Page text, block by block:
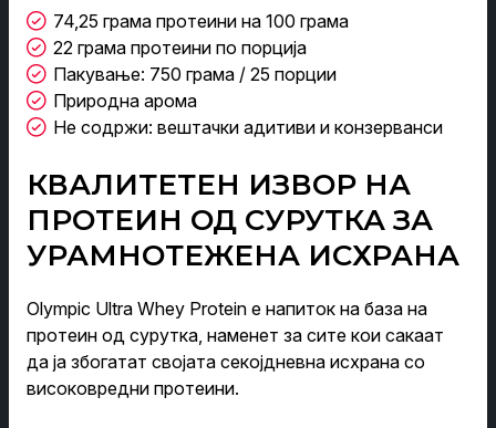
74,25 грама протеини на 100 грама
22 грама протеини по порција
Пакување: 750 грама / 25 порции
Природна арома
Не содржи: вештачки адитиви и конзерванси
КВАЛИТЕТЕН ИЗВОР НА
ПРОТЕИН ОД СУРУТКА ЗА
УРАМНОТЕЖЕНА ИСХРАНА
Olympic Ultra Whey Protein е напиток на база на
протеин од сурутка, наменет за сите кои сакаат
да ја збогатат својата секојдневна исхрана со
високовредни протеини.